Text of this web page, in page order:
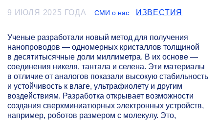
9 ИЮЛЯ 2025 ГОДА СМИ о нас ИЗВЕСТИЯ
Ученые разработали новый метод для получения
нанопроводов — одномерных кристаллов толщиной
в десятитысячные доли миллиметра. В их основе —
соединения никеля, тантала и селена. Эти материалы
в отличие от аналогов показали высокую стабильность
и устойчивость к влаге, ультрафиолету и другим
воздействиям. Разработка открывает возможности
создания сверхминиатюрных электронных устройств,
например, роботов размером с молекулу. Это,